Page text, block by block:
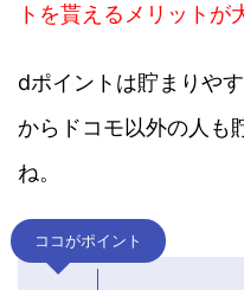
トを貰えるメリットが
dポイントは貯まりや
からドコモ以外の人も
ね。
ココがポイント